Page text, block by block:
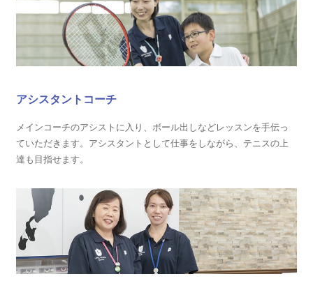
アシスタントコーチ
メインコーチのアシストに入り、ボール出しなどレッスンを手伝っ
ていただきます。アシスタントとして仕事をしながら、テニスの上
達も目指せます。